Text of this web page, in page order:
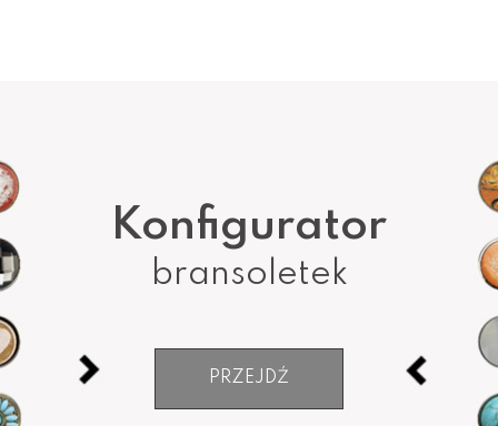
Konfigurator
bransoletek
PRZEJDŹ